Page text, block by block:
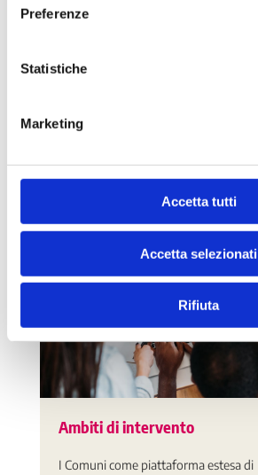
Preferenze
Statistiche
Marketing
Accetta tutti
Accetta selezionati
Rifiuta
20080 - CALVIGNASCO (
Ambiti di intervento
I Comuni come piattaforma estesa di